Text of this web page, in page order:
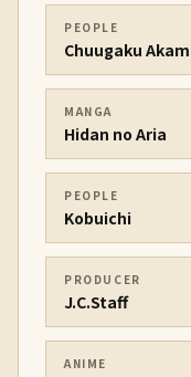
PEOPLE
Chuugaku
MANGA
Hidan no Aria
PEOPLE
Kobuichi
PRODUCER
J.C.Staff
ANIME